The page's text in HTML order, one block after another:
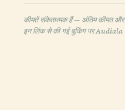
कीमतें संकेतात्मक हैं — अंतिम कीमत और
इन लिंक से की गई बुकिंग पर Audiala